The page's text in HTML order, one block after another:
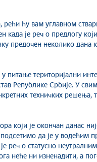
ћу вам углавном
када је реч о предлогу
предочен неколико дана
питање територијални
Републике Србије. У
техничких решења,
који је окончан данас
да је у водећим
реч о статусно
неће ни изненадити, а